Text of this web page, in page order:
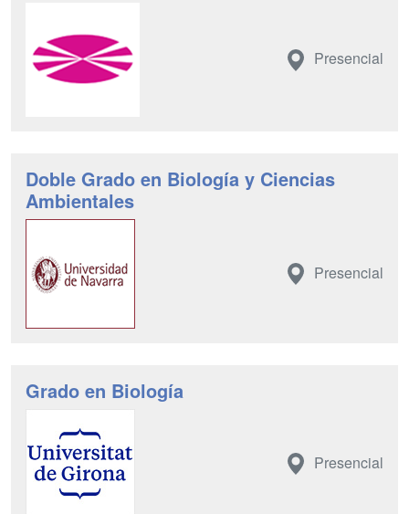
Presencial
Doble Grado en Biología y Ciencias
Ambientales
Presencial
Grado en Biología
Presencial